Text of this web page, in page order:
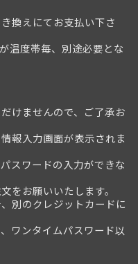
換えにてお支払い下さ
度帯毎、別途必要とな
けませんので、ご了承お
報入力画面が表示されま
スワードの入力ができな
お願いいたします。
のクレジットカードに
ンタイムパスワード以